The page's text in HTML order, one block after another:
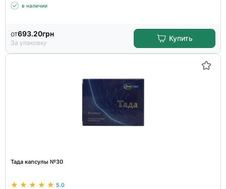
в наличии
от693.20грн
За упаковку
Купить
Тада капсулы №30
5.0